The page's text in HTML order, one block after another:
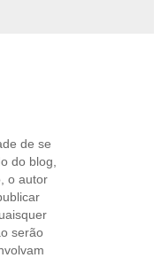
de se
do blog,
o autor
serão